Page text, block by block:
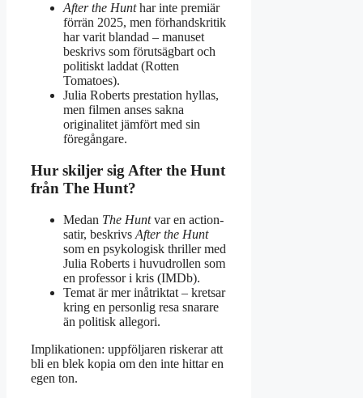
After the Hunthar inte premiär
förrän 2025, men förhandskritik
har varit blandad – manuset
beskrivs som förutsägbart och
politiskt laddat (Rotten
Tomatoes).
Julia Roberts prestation hyllas,
men filmen anses sakna
originalitet jämfört med sin
föregångare.
Hur skiljer sig After the Hunt
från The Hunt?
Medan The Huntvar en action-
satir, beskrivs After the Hunt
som en psykologisk thriller med
Julia Roberts i huvudrollen som
en professor i kris (IMDb).
Temat är mer inåtriktat – kretsar
kring en personlig resa snarare
än politisk allegori.
Implikationen: uppföljaren riskerar att
bli en blek kopia om den inte hittar en
egen ton.